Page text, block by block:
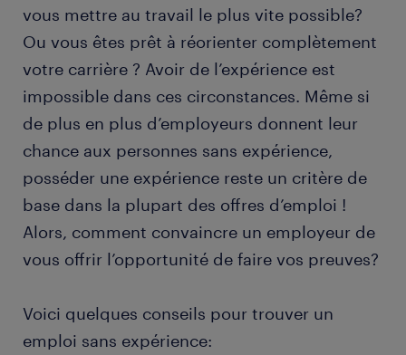
vous mettre au travail le plus vite possible?
Ou vous êtes prêt à réorienter complètement
votre carrière ? Avoir de l’expérience est
impossible dans ces circonstances. Même si
de plus en plus d’employeurs donnent leur
chance aux personnes sans expérience,
posséder une expérience reste un critère de
base dans la plupart des offres d’emploi !
Alors, comment convaincre un employeur de
vous offrir l’opportunité de faire vos preuves?
Voici quelques conseils pour trouver un
emploi sans expérience: